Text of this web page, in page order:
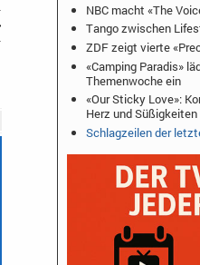
NBC macht «The
Tango zwischen
ZDF zeigt vierte
«Camping Paradis»
Themenwoche ein
«Our Sticky Love»:
Herz und Süßigkeiten
Schlagzeilen der